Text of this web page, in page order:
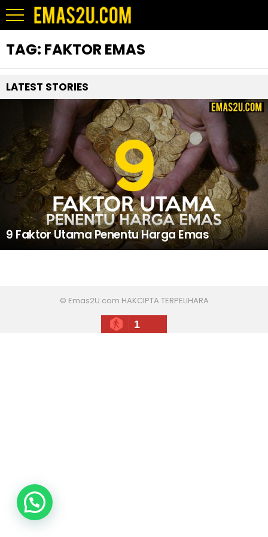
TAG: FAKTOR EMAS
LATEST STORIES
9 Faktor Utama Penentu Harga Emas
© Emas2U.com HAKCIPTA TERPELIHARA
1